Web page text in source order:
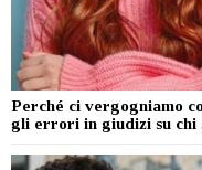
Perché ci vergogniamo
gli errori in giudizi su chi